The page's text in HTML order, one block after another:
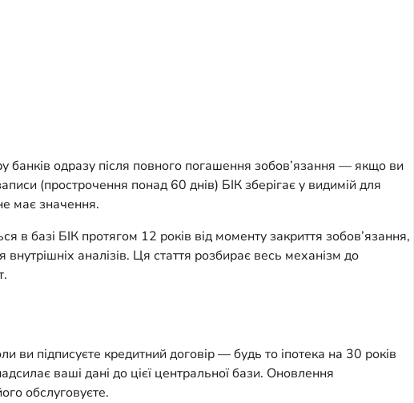
банків одразу після повного погашення зобов’язання — якщо ви
(прострочення понад 60 днів) БІК зберігає у видимій для
має значення.
в базі БІК протягом 12 років від моменту закриття зобов’язання,
аналізів. Ця стаття розбирає весь механізм до
ви підписуєте кредитний договір — будь то іпотека на 30 років
ваші дані до цієї центральної бази. Оновлення
обслуговуєте.